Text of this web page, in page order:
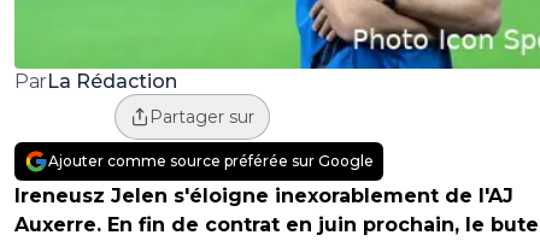
ParLa Rédaction
Partager sur
Ajouter comme source préférée sur Google
Ireneusz Jelen s'éloigne inexorablement de l'AJ
Auxerre. En fin de contrat en juin prochain, le